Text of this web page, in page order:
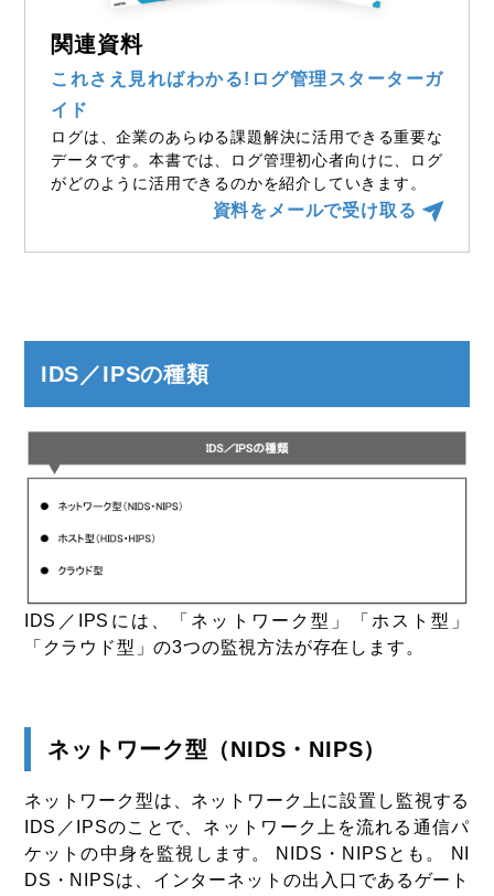
関連資料
これさえ見ればわかる!ログ管理スターターガ
イド
ログは、企業のあらゆる課題解決に活用できる重要な
データです。本書では、ログ管理初心者向けに、ログ
がどのように活用できるのかを紹介していきます。
資料をメールで受け取る
IDS／IPSの種類
IDS／IPSには、「ネットワーク型」「ホスト型」
「クラウド型」の3つの監視方法が存在します。
ネットワーク型（NIDS・NIPS）
ネットワーク型は、ネットワーク上に設置し監視する
IDS／IPSのことで、ネットワーク上を流れる通信パ
ケットの中身を監視します。 NIDS・NIPSとも。 NI
DS・NIPSは、インターネットの出入口であるゲート